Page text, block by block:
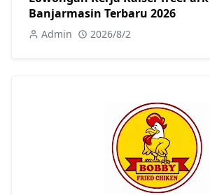
Banjarmasin Terbaru 2026
Admin 2026/8/2